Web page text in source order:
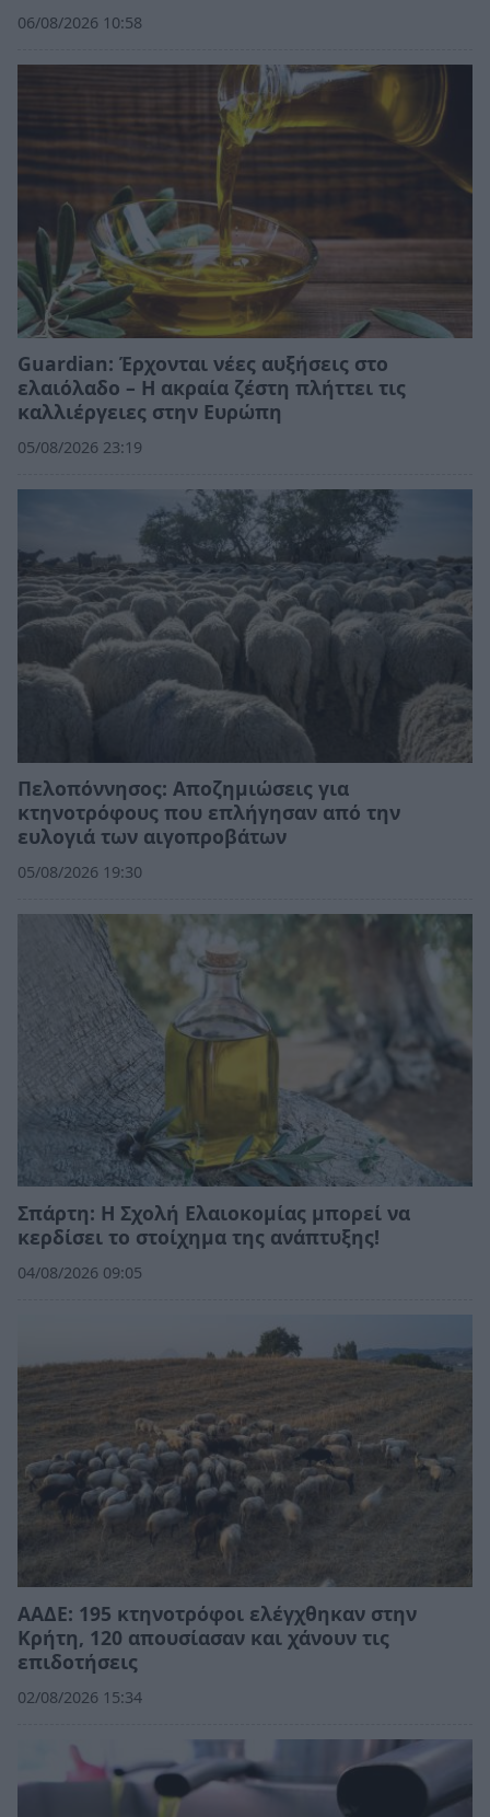
06/08/2026 10:58
Guardian: Έρχονται νέες αυξήσεις στο
ελαιόλαδο – Η ακραία ζέστη πλήττει τις
καλλιέργειες στην Ευρώπη
05/08/2026 23:19
Πελοπόννησος: Αποζημιώσεις για
κτηνοτρόφους που επλήγησαν από την
ευλογιά των αιγοπροβάτων
05/08/2026 19:30
Σπάρτη: Η Σχολή Ελαιοκομίας μπορεί να
κερδίσει το στοίχημα της ανάπτυξης!
04/08/2026 09:05
ΑΑΔΕ: 195 κτηνοτρόφοι ελέγχθηκαν στην
Κρήτη, 120 απουσίασαν και χάνουν τις
επιδοτήσεις
02/08/2026 15:34